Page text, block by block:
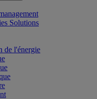
Solutions
de l'énergie